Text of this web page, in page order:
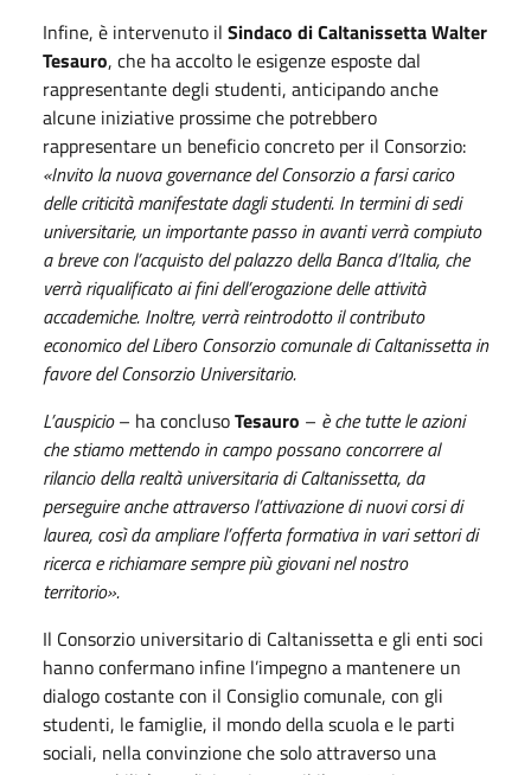
Infine, è intervenuto il Sindaco di Caltanissetta Walter
Tesauro, che ha accolto le esigenze esposte dal
rappresentante degli studenti, anticipando anche
alcune iniziative prossime che potrebbero
rappresentare un beneficio concreto per il Consorzio:
«Invito la nuova governance del Consorzio a farsi carico
delle criticità manifestate dagli studenti. In termini di sedi
universitarie, un importante passo in avanti verrà compiuto
a breve con l’acquisto del palazzo della Banca d’Italia, che
verrà riqualificato ai fini dell’erogazione delle attività
accademiche. Inoltre, verrà reintrodotto il contributo
economico del Libero Consorzio comunale di Caltanissetta in
favore del Consorzio Universitario.
L’auspicio– ha conclusoTesauro – è che tutte le azioni
che stiamo mettendo in campo possano concorrere al
rilancio della realtà universitaria di Caltanissetta, da
perseguire anche attraverso l’attivazione di nuovi corsi di
laurea, così da ampliare l’offerta formativa in vari settori di
ricerca e richiamare sempre più giovani nel nostro
territorio».
Il Consorzio universitario di Caltanissetta e gli enti soci
hanno confermano infine l’impegno a mantenere un
dialogo costante con il Consiglio comunale, con gli
studenti, le famiglie, il mondo della scuola e le parti
sociali, nella convinzione che solo attraverso una